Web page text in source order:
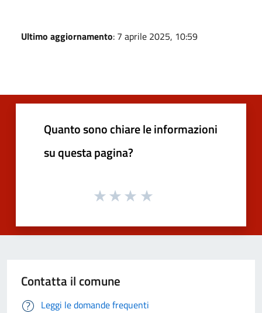
Ultimo aggiornamento: 7 aprile 2025, 10:59
Quanto sono chiare le informazioni
su questa pagina?
Contatta il comune
Leggi le domande frequenti